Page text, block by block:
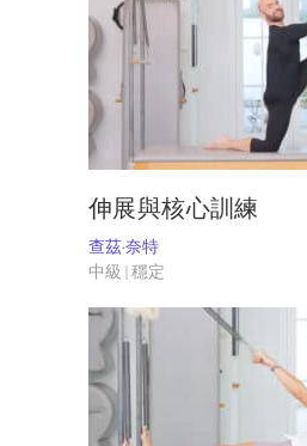
伸展與核心訓練
查茲·奈特
中級 | 穩定